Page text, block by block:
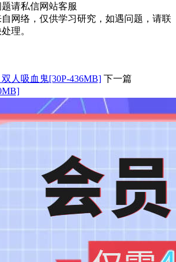
请私信网站客服
网络，仅供学习研究，如遇问题，请联
理。
人吸血鬼[30P-436MB] 下一篇